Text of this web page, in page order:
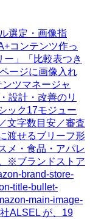
選定・画像指
コンテンツ作っ
」「比較表つき
ージに画像入れ
ツマネージャ
設計・改善のリ
ック17モジュー
文字数目安／審査
渡せるブリーフ形
メ・食品・アパレ
※ブランドストア
brand-store-
title-bullet-
main-image-
ALSEL が、19